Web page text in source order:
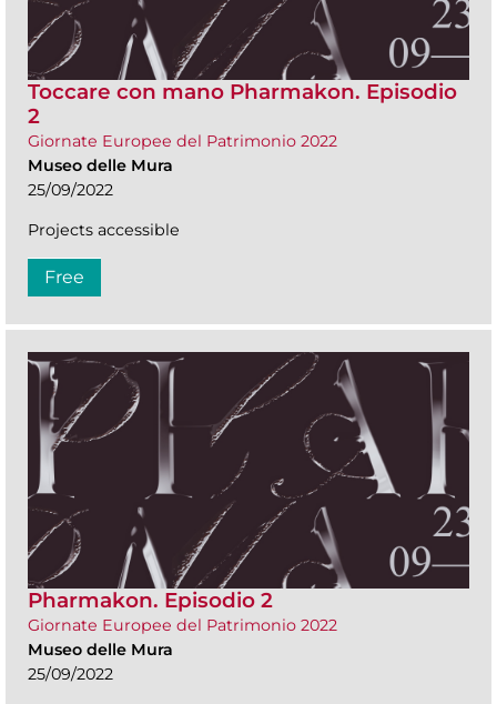
Toccare con mano Pharmakon. Episodio
2
Giornate Europee del Patrimonio 2022
Museo delle Mura
25/09/2022
Projects accessible
Free
Pharmakon. Episodio 2
Giornate Europee del Patrimonio 2022
Museo delle Mura
25/09/2022